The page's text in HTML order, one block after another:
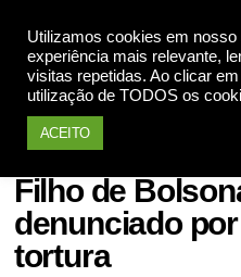
Utilizamos cookies em
experiência mais relevante,
visitas repetidas. Ao clicar
utilização de TODOS os
ACEITO
Tortura
Filho de
denunciado
tortura